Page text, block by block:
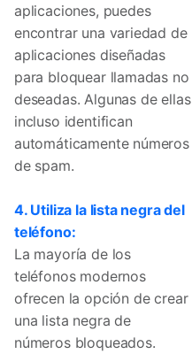
aplicaciones, puedes
encontrar una variedad de
aplicaciones diseñadas
para bloquear llamadas no
deseadas. Algunas de ellas
incluso identifican
automáticamente números
de spam.
4. Utiliza la lista negra del
teléfono:
La mayoría de los
teléfonos modernos
ofrecen la opción de crear
una lista negra de
números bloqueados.